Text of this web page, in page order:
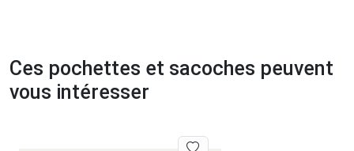
Ces pochettes et sacoches peuvent
vous intéresser